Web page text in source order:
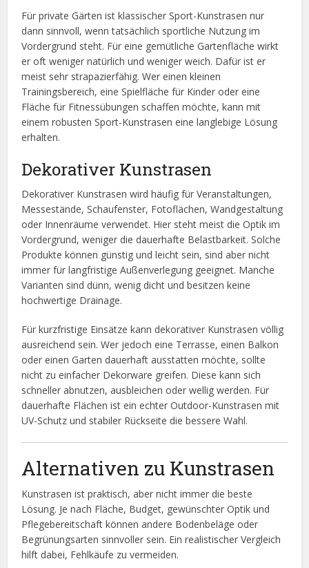
Für private Gärten ist klassischer Sport-Kunstrasen nur
dann sinnvoll, wenn tatsächlich sportliche Nutzung im
Vordergrund steht. Für eine gemütliche Gartenfläche wirkt
er oft weniger natürlich und weniger weich. Dafür ist er
meist sehr strapazierfähig. Wer einen kleinen
Trainingsbereich, eine Spielfläche für Kinder oder eine
Fläche für Fitnessübungen schaffen möchte, kann mit
einem robusten Sport-Kunstrasen eine langlebige Lösung
erhalten.
Dekorativer Kunstrasen
Dekorativer Kunstrasen wird häufig für Veranstaltungen,
Messestände, Schaufenster, Fotoflächen, Wandgestaltung
oder Innenräume verwendet. Hier steht meist die Optik im
Vordergrund, weniger die dauerhafte Belastbarkeit. Solche
Produkte können günstig und leicht sein, sind aber nicht
immer für langfristige Außenverlegung geeignet. Manche
Varianten sind dünn, wenig dicht und besitzen keine
hochwertige Drainage.
Für kurzfristige Einsätze kann dekorativer Kunstrasen völlig
ausreichend sein. Wer jedoch eine Terrasse, einen Balkon
oder einen Garten dauerhaft ausstatten möchte, sollte
nicht zu einfacher Dekorware greifen. Diese kann sich
schneller abnutzen, ausbleichen oder wellig werden. Für
dauerhafte Flächen ist ein echter Outdoor-Kunstrasen mit
UV-Schutz und stabiler Rückseite die bessere Wahl.
Alternativen zu Kunstrasen
Kunstrasen ist praktisch, aber nicht immer die beste
Lösung. Je nach Fläche, Budget, gewünschter Optik und
Pflegebereitschaft können andere Bodenbeläge oder
Begrünungsarten sinnvoller sein. Ein realistischer Vergleich
hilft dabei, Fehlkäufe zu vermeiden.